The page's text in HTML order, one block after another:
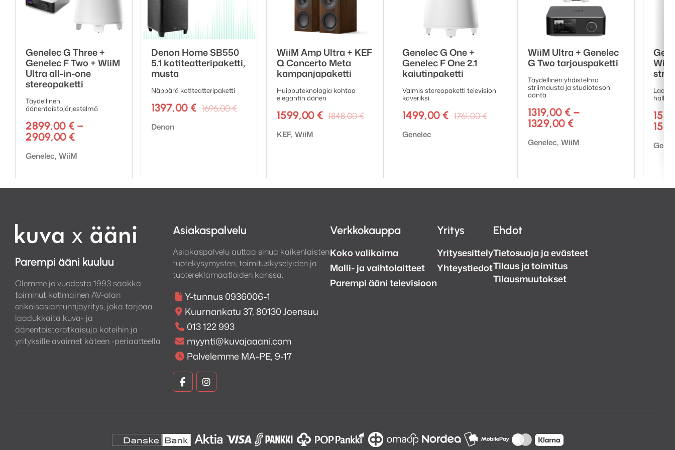
dynaamisen ja kontrolloidun toiston kaikilla äänenvoimakkuuksilla. Kaiutin kytketään suoraan
äänilähteeseen, kuten esivahvistimeen, tietokoneeseen tai verkkomediasoittimeen – erillistä vahvistinta ei
tarvita. Taustapuolen säädöillä voit hienosäätää taajuusvasteen juuri oman huoneesi akustiikkaan
Genelec G Three +
Genelec F Two + WiiM
Ultra all-in-one
stereopaketti
Täydellinen
äänentoistojärjestelmä
2899,00 € –
2909,00 €Hintaluokka:
-
Tuotemerkki:
Genelec WiiM
Denon Home SB550
5.1 kotiteatteripaketti,
musta
Näppärä kotiteatteripaketti
1696,00€Alkuperäinen
1696,00 €.
1397,00 €
Nykyinen
1397,00 €.
Tuotemerkki:
Denon
WiiM Amp Ultra + KEF
Q Concerto Meta
kampanjapaketti
Huipputeknologia kohtaa
elegantin äänen
1848,00€Alkuperäinen
1599,00 €
Nykyinen
Tuotemerkki:
KEF WiiM
Genelec G One +
Genelec F One 2.1
kaiutinpaketti
Valmis stereopaketti television
kaveriksi
1761,00€Alkuperäinen
1761,00 €.
1499,00 €
Nykyinen
1499,00 €.
Tuotemerkki:
Genelec
WiiM Ultra + Genelec
G Two tarjouspaketti
Täydellinen yhdistelmä
striimausta ja studiotason
ääntä
1319,00 € –
1329,00 €Hintaluokka:
-
Tuotemerkki:
Genelec WiiM
Parempi ääni kuuluu
Olemme jo vuodesta 1993 saakka
toiminut kotimainen AV-alan
erikoisasiantuntijayritys, joka tarjoaa
laadukkaita kuva- ja
äänentoistoratkaisuja koteihin ja
yrityksille avaimet käteen -periaatteella
Asiakaspalvelu
Asiakaspalvelu auttaa sinua kaikenlaisten
tuotekysymysten, toimituskyselyiden ja
tuotereklamaatioiden kanssa.
Y-tunnus 0936006-1
Kuurnankatu 37, 80130 Joensuu
013 122 993
myynti@kuvajaaani.com
Palvelemme MA-PE, 9-17
Kuva
Facebook
Kuva
Instagram
Verkkokauppa
Koko valikoima
Malli- ja vaihtolaitteet
Parempi ääni televisioon
Yritys
Yritysesittely
Yhteystiedot
Ehdot
Tietosuoja ja evästeet
Tilaus ja toimitus
Tilausmuutokset